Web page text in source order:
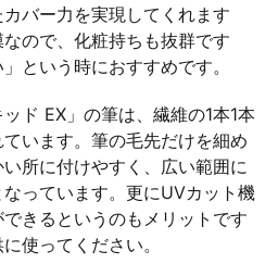
バー力を実現してくれます
ので、化粧持ちも抜群です
という時におすすめです。
ド EX」の筆は、繊維の1本1本
います。筆の毛先だけを細め
所に付けやすく、広い範囲に
っています。更にUVカット機
きるというのもメリットです
使ってください。